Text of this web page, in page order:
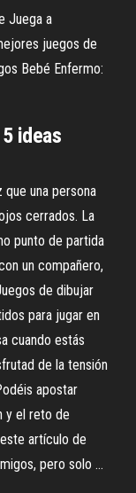
Juega a
juegos de
Bebé Enfermo:
ideas
que una persona
cerrados. La
punto de partida
un compañero,
de dibujar
para jugar en
cuando estás
de la tensión
apostar
y el reto de
artículo de
pero solo ...